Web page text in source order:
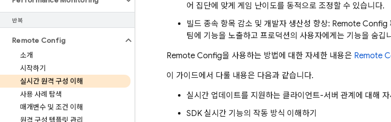
반복
Remote Config
소개
시작하기
실시간 원격 구성 이해
사용 사례 탐색
매개변수 및 조건 이해
원격 구성 템플릿 관리
어 집단에 맞게 게임 난이도를 동적으로 조정할 수 있습니다.
빌드 종속 항목 감소 및 개발자 생산성 향상: Remote Config
팀에 기능을 노출하고 프로덕션의 사용자에게는 기능을 숨깁
Remote Config을 사용하는 방법에 대한 자세한 내용은 Remote
이 가이드에서 다룰 내용은 다음과 같습니다.
실시간 업데이트를 지원하는 클라이언트-서버 관계에 대해 자
SDK 실시간 기능의 작동 방식 이해하기